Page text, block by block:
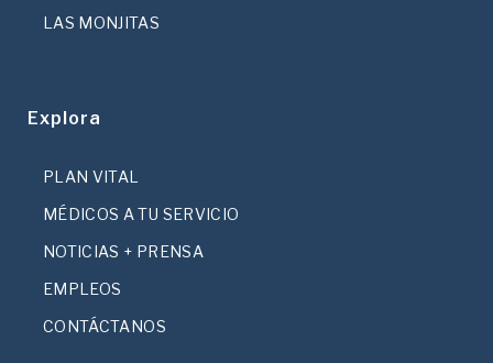
LAS MONJITAS
Explora
PLAN VITAL
MÉDICOS A TU SERVICIO
NOTICIAS + PRENSA
EMPLEOS
CONTÁCTANOS